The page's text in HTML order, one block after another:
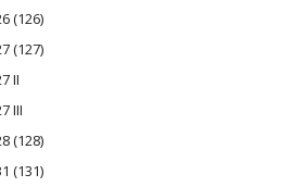
(126)
(127)
II
III
(128)
(131)